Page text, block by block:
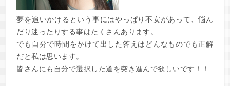
夢を追いかけるという事にはやっぱり不安があって、悩ん
だり迷ったりする事はたくさんあります。
でも自分で時間をかけて出した答えはどんなものでも正解
だと私は思います。
皆さんにも自分で選択した道を突き進んで欲しいです！！